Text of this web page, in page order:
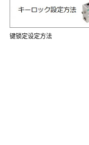
键锁定设定方法